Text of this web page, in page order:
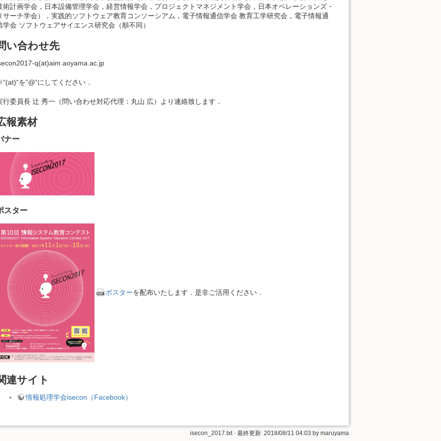
術計画学会，日本設備管理学会，経営情報学会，プロジェクトマネジメント学会，日本オペレーションズ・
サーチ学会），実践的ソフトウェア教育コンソーシアム，電子情報通信学会 教育工学研究会，電子情報通
学会 ソフトウェアサイエンス研究会（順不同）
い合わせ先
q(at)aim.aoyama.ac.jp
を”@“にしてください．
行委員長 辻 秀一（問い合わせ対応代理：丸山 広）より連絡致します．
報素材
ナー
スター
ポスターを配布いたします．是非ご活用ください．
連サイト
情報処理学会isecon（Facebook）
isecon_2017.txt· 最終更新: 2018/08/11 04:03 by maruyama